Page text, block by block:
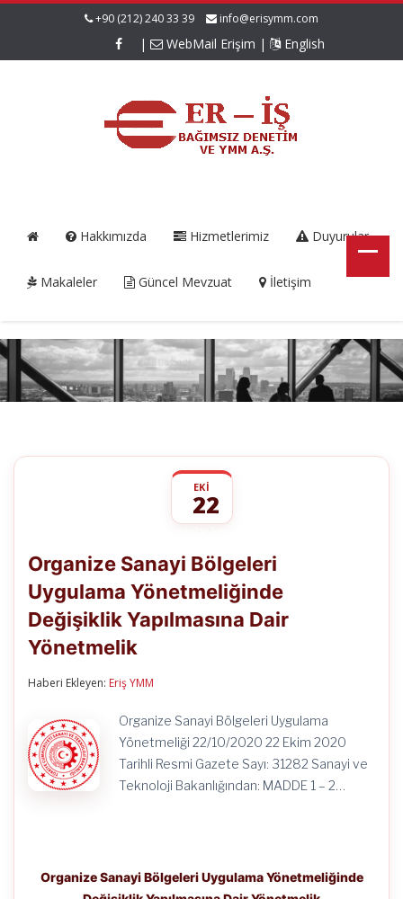
+90 (212) 240 33 39 info@erisymm.com
| WebMail Erişim | English
Hakkımızda Hizmetlerimiz Duyurular
Makaleler Güncel Mevzuat İletişim
EKI
22
Bölgeleri
Uygulama
Yönetmeliğinde
Yapılmasına
Organize Sanayi Bölgeleri
Uygulama Yönetmeliğinde
Değişiklik Yapılmasına Dair
Yönetmelik
Haberi Ekleyen: Eriş YMM
Organize Sanayi Bölgeleri Uygulama
Yönetmeliği 22/10/2020 22 Ekim 2020
Tarihli Resmi Gazete Sayı: 31282 Sanayi ve
Teknoloji Bakanlığından: MADDE 1 – 2…
Organize Sanayi Bölgeleri Uygulama Yönetmeliğinde